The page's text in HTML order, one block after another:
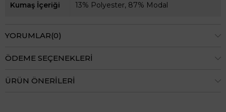
Kumaş İçeriği 13% Polyester, 87% Modal
YORUMLAR(0)
ÖDEME SEÇENEKLERI
ÜRÜN ÖNERILERI